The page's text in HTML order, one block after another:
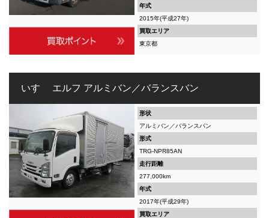
年式
2015年(平成27年)
買取エリア
東京都
いすゞ エルフ アルミバン／バランスバン
形状
アルミバン／バランスバン
形式
TRG-NPR85AN
走行距離
277,000km
年式
2017年(平成29年)
買取エリア